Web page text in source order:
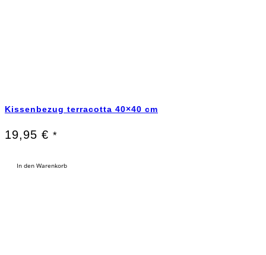
Kissenbezug terracotta 40×40 cm
19,95 € *
In den Warenkorb